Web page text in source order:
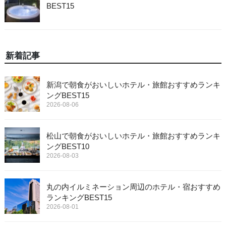
BEST15
新着記事
新潟で朝食がおいしいホテル・旅館おすすめランキ
ングBEST15
2026-08-06
松山で朝食がおいしいホテル・旅館おすすめランキ
ングBEST10
2026-08-03
丸の内イルミネーション周辺のホテル・宿おすすめ
ランキングBEST15
2026-08-01